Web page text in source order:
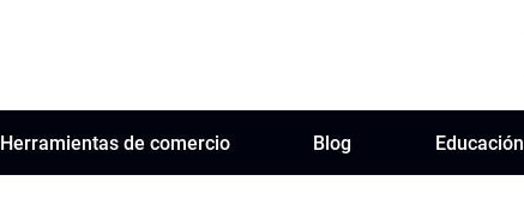
Herramientas de comercio Blog Educación